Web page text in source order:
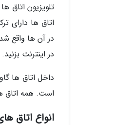
تلویزیون اتاق
اتاق ها دارای
در آن ها واقع
در اینترنت بزنید.
است. همه اتاق
انواع اتاق